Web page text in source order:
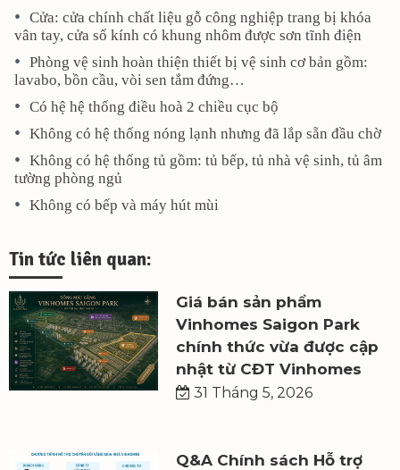
Cửa: cửa chính chất liệu gỗ công nghiệp trang bị khóa
vân tay, cửa sổ kính có khung nhôm được sơn tĩnh điện
Phòng vệ sinh hoàn thiện thiết bị vệ sinh cơ bản gồm:
lavabo, bồn cầu, vòi sen tắm đứng…
Có hệ hệ thống điều hoà 2 chiều cục bộ
Không có hệ thống nóng lạnh nhưng đã lắp sẵn đầu chờ
Không có hệ thống tủ gồm: tủ bếp, tủ nhà vệ sinh, tủ âm
tường phòng ngủ
Không có bếp và máy hút mùi
Tin tức liên quan:
Giá bán sản phẩm
Vinhomes Saigon Park
chính thức vừa được cập
nhật từ CĐT Vinhomes
31 Tháng 5, 2026
Q&A Chính sách Hỗ trợ